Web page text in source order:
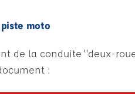
moto
de la conduite "deux-
: